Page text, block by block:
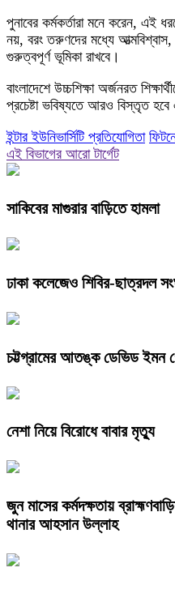
পুনাবের কর্মকর্তারা মনে করেন, এই
নয়, বরং তরুণদের মধ্যে
গুরুত্বপূর্ণ ভূমিকা রাখবে।
বাংলাদেশে উচ্চশিক্ষা অর্জনরত
প্রচেষ্টা ভবিষ্যতে আরও বিস্তৃত হবে
ইন্টার ইউনিভার্সিটি প্রতিযোগিতা
এই বিভাগের আরো টার্গেট
সাকিবের মাগুরার বাড়িতে হামলা
ঢাকা কলেজেও শিবির-ছাত্রদল
চট্টগ্রামের আতঙ্ক ডেভিড ইমন
নেশা নিয়ে বিরোধে বাবার মৃত্যু
জুন মাসের কর্মদক্ষতায়
থানার আহসান উল্লাহ